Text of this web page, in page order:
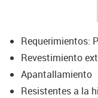
Requerimientos:
Revestimiento
Apantallamiento
Resistentes a la